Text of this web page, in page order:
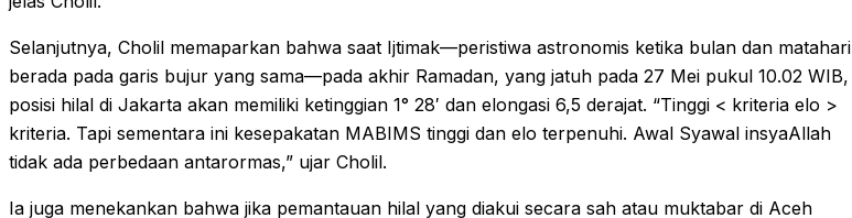
Selanjutnya, Cholil memaparkan bahwa saat Ijtimak—peristiwa astronomis ketika bulan dan matahari
berada pada garis bujur yang sama—pada akhir Ramadan, yang jatuh pada 27 Mei pukul 10.02 WIB,
posisi hilal di Jakarta akan memiliki ketinggian 1° 28′ dan elongasi 6,5 derajat. “Tinggi < kriteria elo >
kriteria. Tapi sementara ini kesepakatan MABIMS tinggi dan elo terpenuhi. Awal Syawal insyaAllah
tidak ada perbedaan antarormas,” ujar Cholil.
Ia juga menekankan bahwa jika pemantauan hilal yang diakui secara sah atau muktabar di Aceh